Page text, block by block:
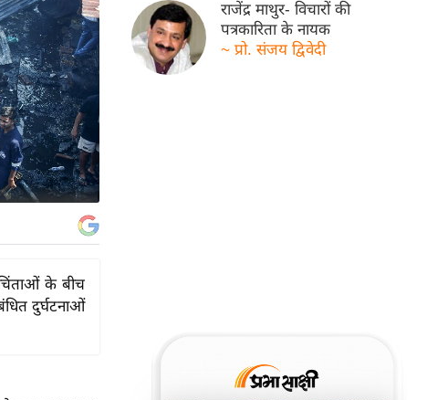
चिंताओं के बीच
दुर्घटनाओं
राजेंद्र माथुर- विचारों की
पत्रकारिता के नायक
~ प्रो. संजय द्विवेदी